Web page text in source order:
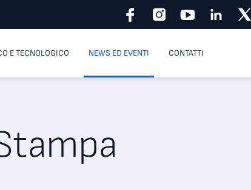
E TECNOLOGICO NEWS ED EVENTI CONTATTI